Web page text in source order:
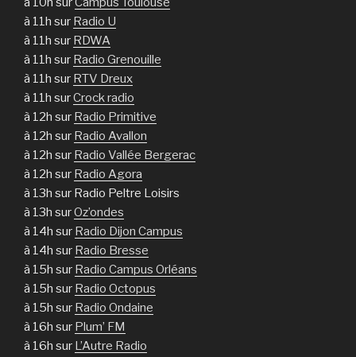
à 11h sur Radio U
à 11h sur RDWA
à 11h sur Radio Grenouille
à 11h sur RTV Dreux
à 11h surCrock radio
à 12h sur Radio Primitive
à 12h sur Radio Avallon
à 12h sur Radio Vallée Bergerac
à 12h sur Radio Agora
à 13h sur Radio Peltre Loisirs
à 13h surOz’ondes
à 14h sur Radio Dijon Campus
à 14h sur Radio Bresse
à 15h sur Radio Campus Orléans
à 15h sur Radio Octopus
à 15h sur Radio Ondaine
à 16h sur Plum’ FM
à 16h sur L’Autre Radio